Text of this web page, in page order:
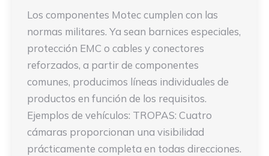
Los componentes Motec cumplen con las
normas militares. Ya sean barnices especiales,
protección EMC o cables y conectores
reforzados, a partir de componentes
comunes, producimos líneas individuales de
productos en función de los requisitos.
Ejemplos de vehículos: TROPAS: Cuatro
cámaras proporcionan una visibilidad
prácticamente completa en todas direcciones.